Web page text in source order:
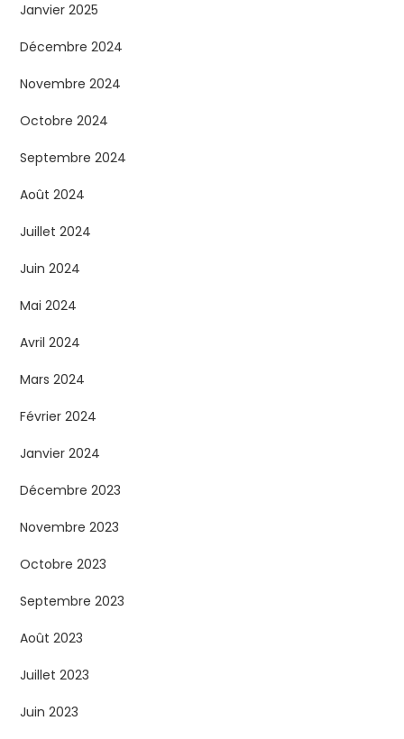
Janvier 2025
Décembre 2024
Novembre 2024
Octobre 2024
Septembre 2024
Août 2024
Juillet 2024
Juin 2024
Mai 2024
Avril 2024
Mars 2024
Février 2024
Janvier 2024
Décembre 2023
Novembre 2023
Octobre 2023
Septembre 2023
Août 2023
Juillet 2023
Juin 2023